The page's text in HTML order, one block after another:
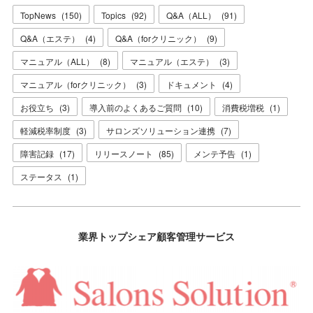
TopNews (150) Topics (92) Q&A（ALL） (91)
Q&A（エステ）
(4) Q&A（forクリニック） (9)
マニュアル（ALL）
(8) マニュアル（エステ） (3)
マニュアル（forクリニック）
(3) ドキュメント (4)
お役立ち (3) 導入前のよくあるご質問 (10) 消費税増税 (1)
軽減税率制度 (3) サロンズソリューション連携 (7)
障害記録 (17) リリースノート (85) メンテ予告 (1)
ステータス (1)
業界トップシェア顧客管理サービス